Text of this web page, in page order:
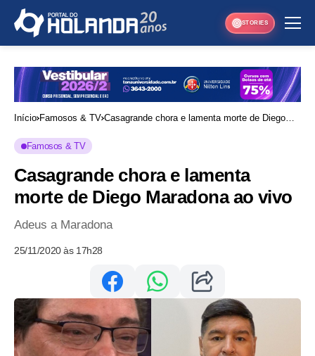
STORIES
Início Famosos & TV Casagrande chora e lamenta morte de Diego
Famosos & TV
Casagrande chora e lamenta
morte de Diego Maradona ao vivo
Adeus a Maradona
25/11/2020 às 17h28